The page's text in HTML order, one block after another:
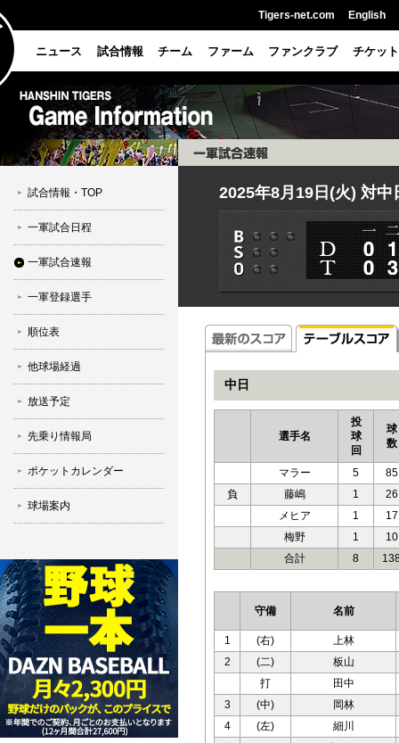
Tigers-net.com English
ニュース 試合情報 チーム ファーム ファンクラブ チケット
試合情報・TOP
一軍試合日程
一軍試合速報
一軍登録選手
順位表
他球場経過
放送予定
先乗り情報局
ポケットカレンダー
球場案内
2025年8月19日(火) 対中
中日
選手名
投
球
回
球
数
マラー 5
85
負
藤嶋 1
26
メヒア
1
17
梅野
1
10
合計
8
守備 名前
1 (右)
上林
2
(二)
板山
打
田中
3
(中)
岡林
4
(左)
細川